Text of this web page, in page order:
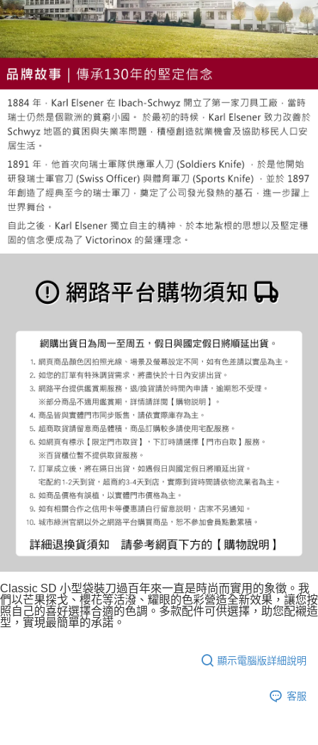
Classic SD 小型袋裝刀過百年來一直是時尚而實用的象徵。我
們以芒果探戈、櫻花等活潑、耀眼的色彩營造全新效果，讓您按
照自己的喜好選擇合適的色調。多款配件可供選擇，助您配襯造
型，實現最簡單的承諾。
顯示電腦版詳細說明
客服